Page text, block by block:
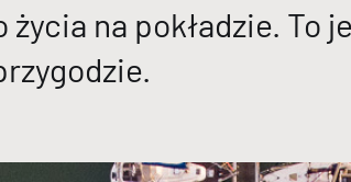
na pokładzie. To